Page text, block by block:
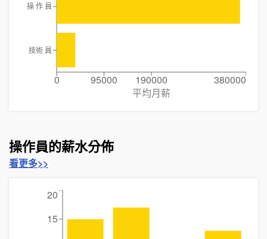
0 95000 190000
380000
平均月薪
操 作 員
技術 員
操作員的薪水分佈
看更多>>
15
20